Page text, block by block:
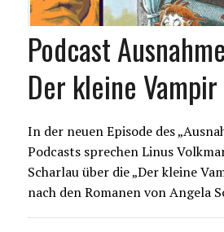
Podcast
Der kleine
In der neuen Episode des
Podcasts sprechen Linus
Scharlau über die „Der kleine
nach den Romanen von Angela